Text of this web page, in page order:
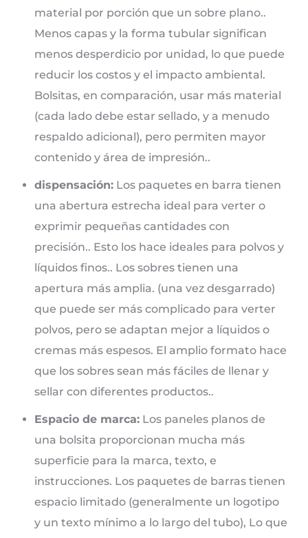
material por porción que un sobre plano..
Menos capas y la forma tubular significan
menos desperdicio por unidad, lo que puede
reducir los costos y el impacto ambiental.
Bolsitas, en comparación, usar más material
(cada lado debe estar sellado, y a menudo
respaldo adicional), pero permiten mayor
contenido y área de impresión..
dispensación: Los paquetes en barra tienen
una abertura estrecha ideal para verter o
exprimir pequeñas cantidades con
precisión.. Esto los hace ideales para polvos y
líquidos finos.. Los sobres tienen una
apertura más amplia. (una vez desgarrado)
que puede ser más complicado para verter
polvos, pero se adaptan mejor a líquidos o
cremas más espesos. El amplio formato hace
que los sobres sean más fáciles de llenar y
sellar con diferentes productos..
Espacio de marca: Los paneles planos de
una bolsita proporcionan mucha más
superficie para la marca, texto, e
instrucciones. Los paquetes de barras tienen
espacio limitado (generalmente un logotipo
y un texto mínimo a lo largo del tubo), Lo que